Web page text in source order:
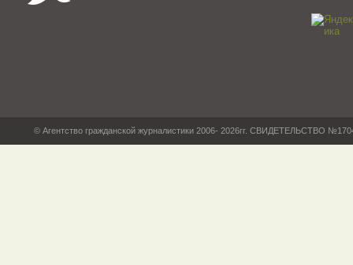
© Агентство гражданской журналистики 2006- 2026гг. СВИДЕТЕЛЬСТВО